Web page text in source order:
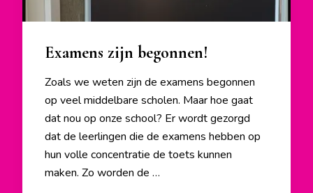
Examens zijn begonnen!
Zoals we weten zijn de examens begonnen
op veel middelbare scholen. Maar hoe gaat
dat nou op onze school? Er wordt gezorgd
dat de leerlingen die de examens hebben op
hun volle concentratie de toets kunnen
maken. Zo worden de …